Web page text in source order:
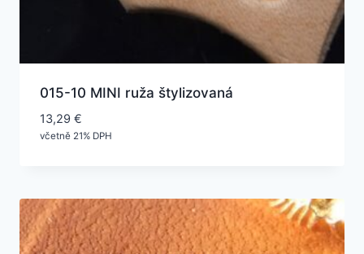
015-10 MINI ruža štylizovaná
13,29 €
včetně 21% DPH